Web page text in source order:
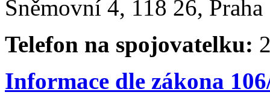
Sněmovní 4, 118 26,
Telefon na spojovatelku:
Informace dle zákona